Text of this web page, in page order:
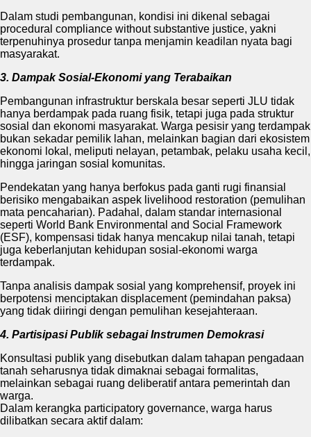
Dalam studi pembangunan, kondisi ini dikenal sebagai
procedural compliance without substantive justice, yakni
terpenuhinya prosedur tanpa menjamin keadilan nyata bagi
masyarakat.
3. Dampak Sosial-Ekonomi yang Terabaikan
Pembangunan infrastruktur berskala besar seperti JLU tidak
hanya berdampak pada ruang fisik, tetapi juga pada struktur
sosial dan ekonomi masyarakat. Warga pesisir yang terdampak
bukan sekadar pemilik lahan, melainkan bagian dari ekosistem
ekonomi lokal, meliputi nelayan, petambak, pelaku usaha kecil,
hingga jaringan sosial komunitas.
Pendekatan yang hanya berfokus pada ganti rugi finansial
berisiko mengabaikan aspek livelihood restoration (pemulihan
mata pencaharian). Padahal, dalam standar internasional
seperti World Bank Environmental and Social Framework
(ESF), kompensasi tidak hanya mencakup nilai tanah, tetapi
juga keberlanjutan kehidupan sosial-ekonomi warga
terdampak.
Tanpa analisis dampak sosial yang komprehensif, proyek ini
berpotensi menciptakan displacement (pemindahan paksa)
yang tidak diiringi dengan pemulihan kesejahteraan.
4. Partisipasi Publik sebagai Instrumen Demokrasi
Konsultasi publik yang disebutkan dalam tahapan pengadaan
tanah seharusnya tidak dimaknai sebagai formalitas,
melainkan sebagai ruang deliberatif antara pemerintah dan
warga.
Dalam kerangka participatory governance, warga harus
dilibatkan secara aktif dalam: